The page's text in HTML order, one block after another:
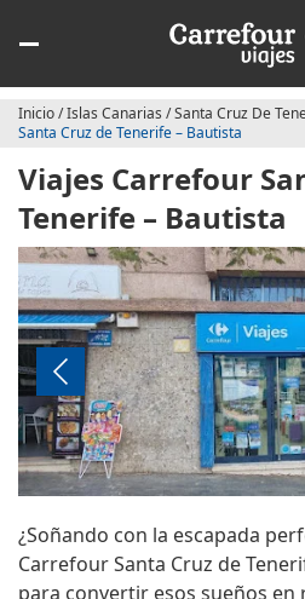
Inicio/Islas Canarias /Santa Cruz De
Santa Cruz de Tenerife – Bautista
Viajes Carrefour
Tenerife – Bautista
¿Soñando con la escapada
Carrefour Santa Cruz de
para convertir esos sueños en